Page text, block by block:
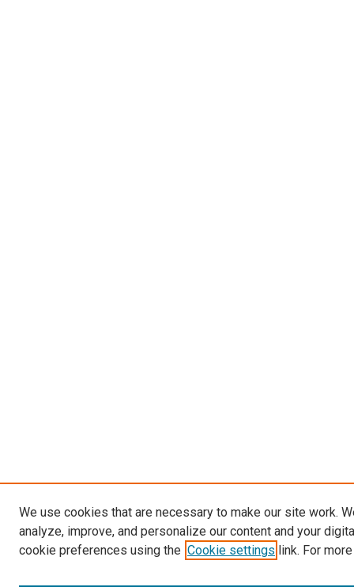
We use cookies that are necessary to make our site work.
analyze, improve, and personalize our content and your
cookie preferences using the Cookie settings link. For